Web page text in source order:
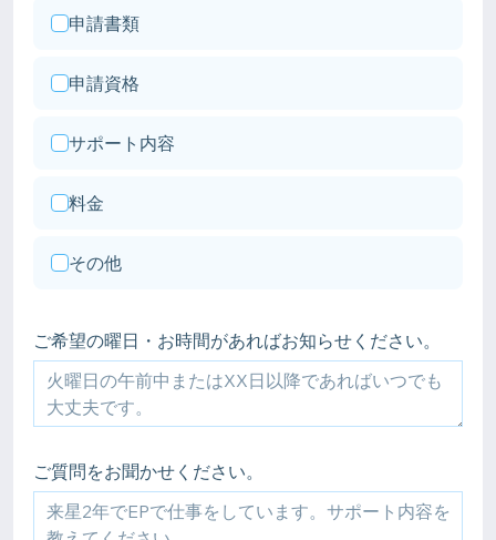
申請書類
申請資格
サポート内容
料金
その他
ご希望の曜日・お時間があればお知らせください。
ご質問をお聞かせください。